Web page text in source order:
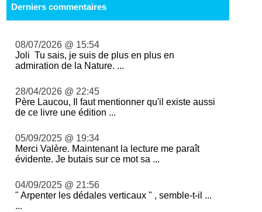
Derniers commentaires
08/07/2026 @ 15:54
Joli Tu sais, je suis de plus en plus en
admiration de la Nature. ...
28/04/2026 @ 22:45
Père Laucou, Il faut mentionner qu'il existe aussi
de ce livre une édition ...
05/09/2025 @ 19:34
Merci Valère. Maintenant la lecture me paraît
évidente. Je butais sur ce mot sa ...
04/09/2025 @ 21:56
" Arpenter les dédales verticaux " , semble-t-il ...
...